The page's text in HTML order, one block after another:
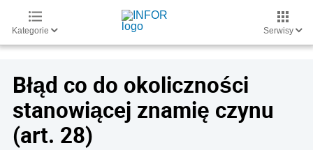
Kategorie Serwisy
Błąd co do okoliczności
stanowiącej znamię czynu
(art. 28)